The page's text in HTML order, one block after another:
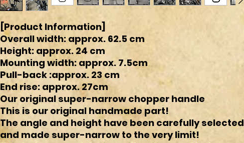
[Product Information]
Overall width: approx. 62.5 cm
Height: approx. 24 cm
Mounting width: approx. 7.5cm
Pull-back :approx. 23 cm
End rise: approx. 27cm
Our original super-narrow chopper handle
This is our original handmade part!
The angle and height have been carefully selected
and made super-narrow to the very limit!